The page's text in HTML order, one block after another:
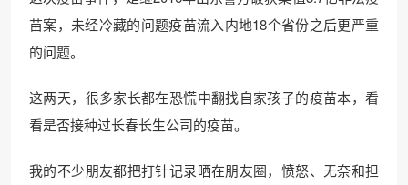
苗案，未经冷藏的问题疫苗流入内地18个省份之后更严重
的问题。
这两天，很多家长都在恐慌中翻找自家孩子的疫苗本，看
看是否接种过长春长生公司的疫苗。
我的不少朋友都把打针记录晒在朋友圈，愤怒、无奈和担